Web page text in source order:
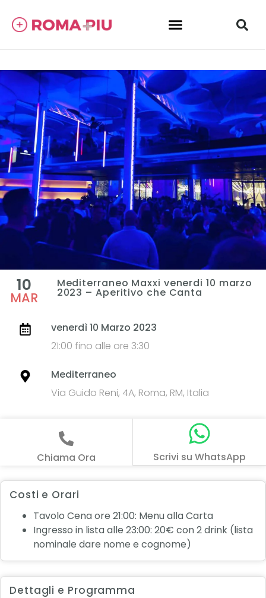
10
MAR
Mediterraneo Maxxi venerdi 10 marzo
2023 – Aperitivo che Canta
venerdì 10 Marzo 2023
21:00 fino alle ore 3:30
Mediterraneo
Via Guido Reni, 4A, Roma, RM, Italia
Chiama Ora Scrivi su WhatsApp
Costi e Orari
Tavolo Cena ore 21:00: Menu alla Carta
Ingresso in lista alle 23:00: 20€ con 2 drink (lista
nominale dare nome e cognome)
Dettagli e Programma